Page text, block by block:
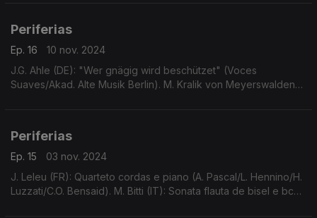
Periferias
Ep. 16
10 nov. 2024
J.G. Ahle (DE): "Wer gnägig wird beschützet" (Voces
Suaves/Akad. Alte Musik Berlin). M. Kralik von Meyerswalden
Periferias
Ep. 15
03 nov. 2024
J. Leleu (FR): Quarteto cordas e piano (A. Pascal/L. Hennino/H.
Luzzati/C.O. Bensaid). M. Bitti (IT): Sonata flauta de bisel e bc